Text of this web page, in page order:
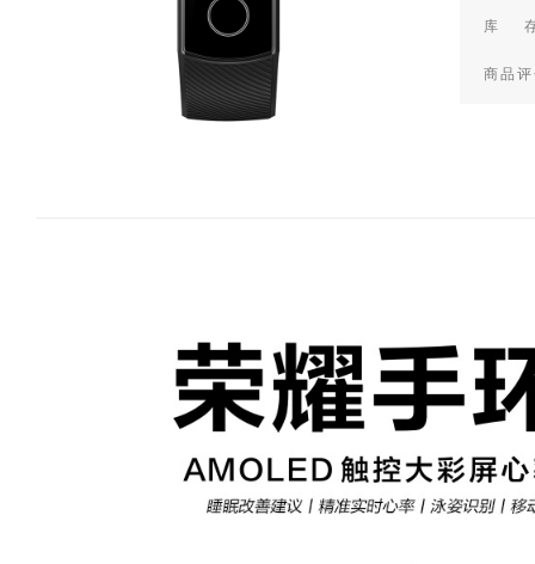
库
商品